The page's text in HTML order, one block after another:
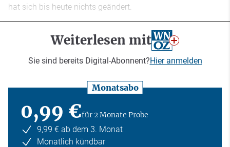
hat sich bis heute nichts geändert.
Weiterlesen mit
Sie sind bereits Digital-Abonnent?Hier anmelden
Monatsabo
0,99 €für 2 Monate Probe
9,99 € ab dem 3. Monat
Monatlich kündbar